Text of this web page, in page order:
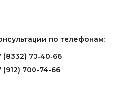
по телефонам:
(8332) 70‑40‑66
(912) 700-74-66